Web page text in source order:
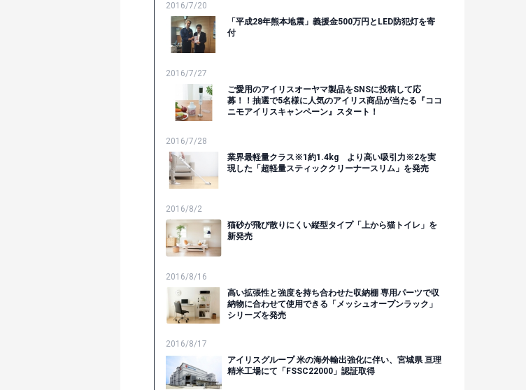
2016/7/20
「平成28年熊本地震」義援金500万円とLED防犯灯を寄
付
2016/7/27
ご愛用のアイリスオーヤマ製品をSNSに投稿して応
募！！抽選で5名様に人気のアイリス商品が当たる『ココ
ニモアイリスキャンペーン』スタート！
2016/7/28
業界最軽量クラス※1約1.4kg より高い吸引力※2を実
現した「超軽量スティッククリーナースリム」を発売
2016/8/2
猫砂が飛び散りにくい縦型タイプ「上から猫トイレ」を
新発売
2016/8/16
高い拡張性と強度を持ち合わせた収納棚 専用パーツで収
納物に合わせて使用できる「メッシュオープンラック」
シリーズを発売
2016/8/17
アイリスグループ 米の海外輸出強化に伴い、宮城県 亘理
精米工場にて「FSSC22000」認証取得